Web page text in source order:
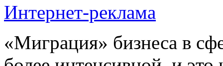
Интернет-реклама
«Миграция» бизнеса в